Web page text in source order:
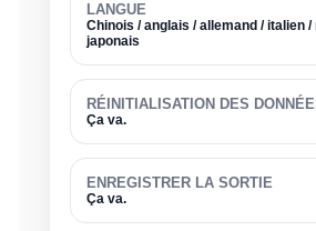
LANGUE
Chinois / anglais / allemand / italien /
japonais
RÉINITIALISATION DES
Ça va.
ENREGISTRER LA SORTIE
Ça va.